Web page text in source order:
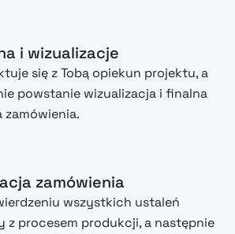
i wizualizacje
się z Tobą opiekun projektu, a
powstanie wizualizacja i finalna
zamówienia.
zamówienia
wszystkich ustaleń
z procesem produkcji, a następnie